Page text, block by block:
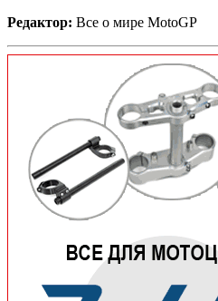
Редактор: Все о мире MotoGP